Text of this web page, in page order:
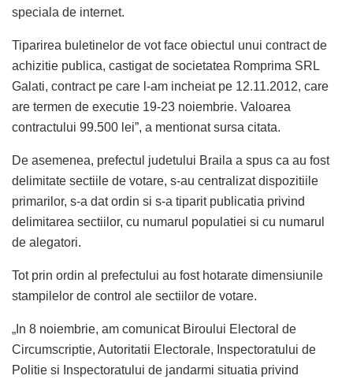
speciala de internet.
Tiparirea buletinelor de vot face obiectul unui contract de
achizitie publica, castigat de societatea Romprima SRL
Galati, contract pe care l-am incheiat pe 12.11.2012, care
are termen de executie 19-23 noiembrie. Valoarea
contractului 99.500 lei”, a mentionat sursa citata.
De asemenea, prefectul judetului Braila a spus ca au fost
delimitate sectiile de votare, s-au centralizat dispozitiile
primarilor, s-a dat ordin si s-a tiparit publicatia privind
delimitarea sectiilor, cu numarul populatiei si cu numarul
de alegatori.
Tot prin ordin al prefectului au fost hotarate dimensiunile
stampilelor de control ale sectiilor de votare.
„In 8 noiembrie, am comunicat Biroului Electoral de
Circumscriptie, Autoritatii Electorale, Inspectoratului de
Politie si Inspectoratului de jandarmi situatia privind